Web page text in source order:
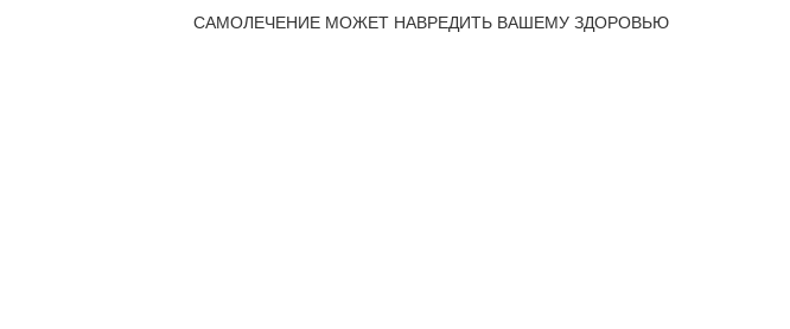
САМОЛЕЧЕНИЕ МОЖЕТ НАВРЕДИТЬ ВАШЕМУ ЗДОРОВЬЮ